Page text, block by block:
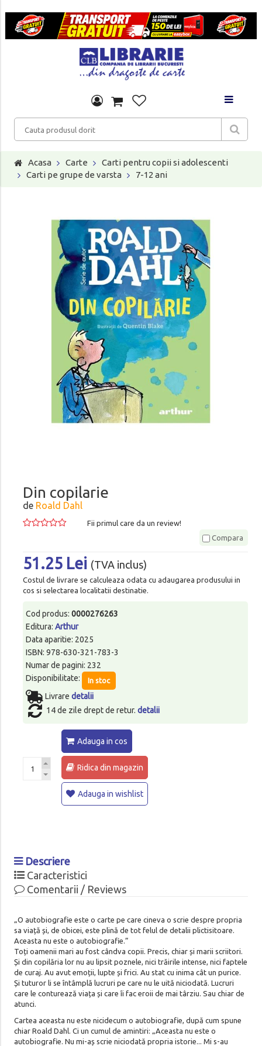
Acasa Carte
Carti pentru copii si adolescenti
Carti pe grupe de varsta
7-12 ani
Din copilarie
de Roald Dahl
Fii primul care da un review!
Compara
51.25 Lei (TVA inclus)
Costul de livrare se calculeaza odata cu adaugarea produsului in
cos si selectarea localitatii destinatie.
Cod produs: 0000276263
Editura: Arthur
Data aparitie: 2025
ISBN: 978-630-321-783-3
Numar de pagini: 232
Disponibilitate:
In stoc
Livrare detalii
14 de zile drept de retur. detalii
Adauga in cos
Ridica din magazin
Adauga in wishlist
Descriere
Caracteristici
Comentarii / Reviews
„O autobiografie este o carte pe care cineva o scrie despre propria
sa viață și, de obicei, este plină de tot felul de detalii plictisitoare.
Aceasta nu este o autobiografie.”
Toți oamenii mari au fost cândva copii. Precis, chiar și marii scriitori.
Și din copilăria lor nu au lipsit poznele, nici trăirile intense, nici faptele
de curaj. Au avut emoții, lupte și frici. Au stat cu inima cât un purice.
Și tuturor li se întâmplă lucruri pe care nu le uită niciodată. Lucruri
care le conturează viața și care îi fac eroii de mai târziu. Sau chiar de
atunci.
Cartea aceasta nu este nicidecum o autobiografie, după cum spune
chiar Roald Dahl. Ci un cumul de amintiri: „Aceasta nu este o
autobiografie. Nu mi-aș scrie niciodată propria istorie... Mi s-au